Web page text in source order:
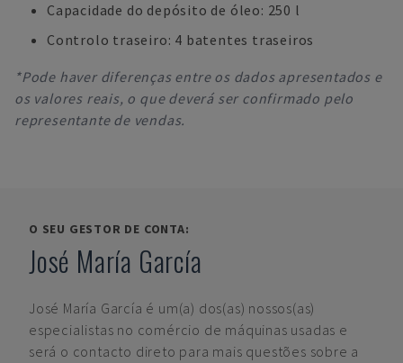
Capacidade do depósito de óleo: 250 l
Controlo traseiro: 4 batentes traseiros
*Pode haver diferenças entre os dados apresentados e
os valores reais, o que deverá ser confirmado pelo
representante de vendas.
O SEU GESTOR DE CONTA:
José María García
José María García é um(a) dos(as) nossos(as)
especialistas no comércio de máquinas usadas e
será o contacto direto para mais questões sobre a